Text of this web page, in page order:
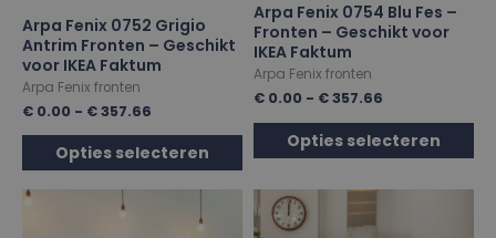
Arpa Fenix 0752 Grigio
Antrim Fronten – Geschikt
voor IKEA Faktum
Arpa Fenix fronten
€ 0.00 - €357.66
Opties selecteren
Arpa Fenix 0754 Blu Fes –
Fronten – Geschikt voor
IKEA Faktum
Arpa Fenix fronten
€ 0.00 - €357.66
Opties selecteren